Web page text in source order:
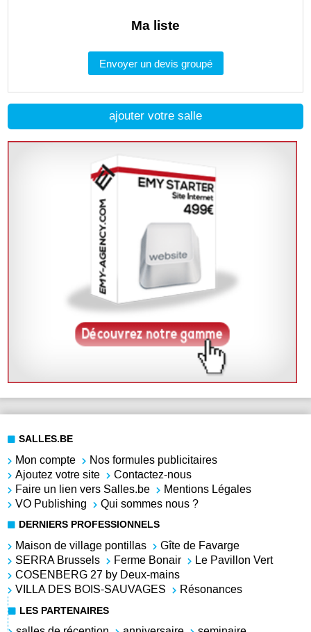
ajouter votre salle
Ma liste
Envoyer un devis groupé
SALLES.BE
Mon compte
Nos formules publicitaires
Ajoutez votre site
Contactez-nous
Faire un lien vers Salles.be
Mentions Légales
VO Publishing
Qui sommes nous ?
DERNIERS PROFESSIONNELS
Maison de village pontillas
Gîte de Favarge
SERRA Brussels
Ferme Bonair
Le Pavillon Vert
COSENBERG 27 by Deux-mains
VILLA DES BOIS-SAUVAGES
Résonances
LES PARTENAIRES